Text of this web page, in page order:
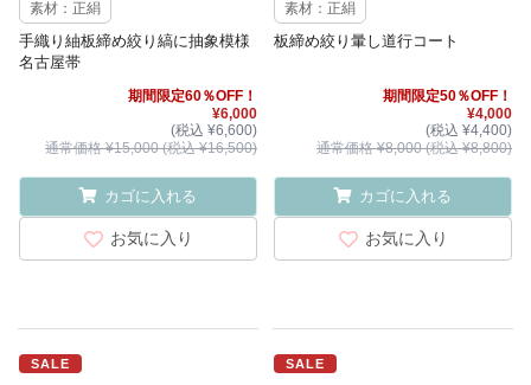
素材：正絹
手織り紬板締め絞り縞に抽象模様
名古屋帯
期間限定60％OFF！
¥6,000
(税込 ¥6,600)
通常価格 ¥15,000 (税込 ¥16,500)
カゴに入れる
お気に入り
素材：正絹
板締め絞り暈し道行コート
期間限定50％OFF！
¥4,000
(税込 ¥4,400)
通常価格 ¥8,000 (税込 ¥8,800)
カゴに入れる
お気に入り
SALE SALE